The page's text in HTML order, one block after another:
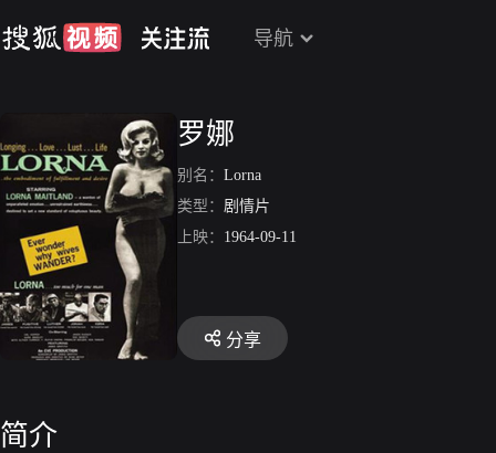
导航
罗娜
别名： Lorna
类型： 剧情片
上映： 1964-09-11
分享
简介